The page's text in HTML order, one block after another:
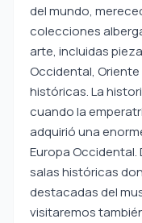
del mundo,
colecciones
arte, incluidas
Occidental,
históricas. La
cuando la
adquirió una
Europa Occidental.
salas históricas
destacadas del
visitaremos